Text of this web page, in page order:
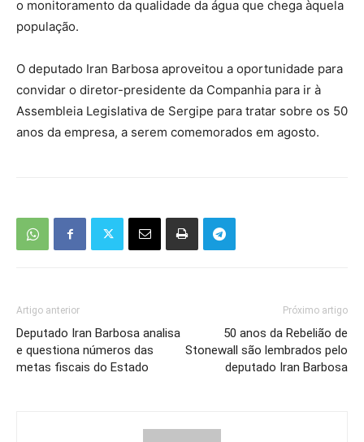
o monitoramento da qualidade da água que chega àquela
população.
O deputado Iran Barbosa aproveitou a oportunidade para
convidar o diretor-presidente da Companhia para ir à
Assembleia Legislativa de Sergipe para tratar sobre os 50
anos da empresa, a serem comemorados em agosto.
Artigo anterior
Deputado Iran Barbosa analisa
e questiona números das
metas fiscais do Estado
Próximo artigo
50 anos da Rebelião de
Stonewall são lembrados pelo
deputado Iran Barbosa